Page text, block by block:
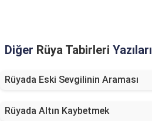
Diğer Rüya Tabirleri Yazıları
Rüyada Eski Sevgilinin Araması
Rüyada Altın Kaybetmek